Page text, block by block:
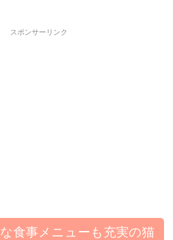
スポンサーリンク
食事メニューも充実の猫